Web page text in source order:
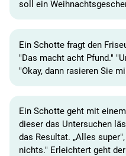
soll ein
Ein Schotte fragt den
"Das macht acht Pfund."
"Okay, dann rasieren Sie
Ein Schotte geht mit
dieser das Untersuchen
das Resultat. „Alles
nichts." Erleichtert geht